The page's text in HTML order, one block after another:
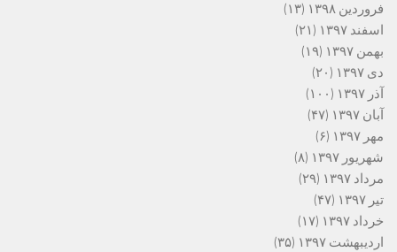
فروردین ۱۳۹۸
(۱۳)
اسفند ۱۳۹۷
(۲۱)
بهمن ۱۳۹۷
(۱۹)
دی ۱۳۹۷
(۲۰)
آذر ۱۳۹۷
(۱۰۰)
آبان ۱۳۹۷
(۴۷)
مهر ۱۳۹۷
(۶)
شهریور ۱۳۹۷
(۸)
مرداد ۱۳۹۷
(۲۹)
تیر ۱۳۹۷
(۴۷)
خرداد ۱۳۹۷
(۱۷)
اردیبهشت ۱۳۹۷
(۳۵)